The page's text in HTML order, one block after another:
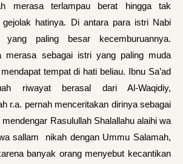
merasa terlampau berat hingga tak
gejolak hatinya. Di antara para istri Nabi
yang paling besar kecembu­ruannya.
merasa sebagai istri yang paling muda
tempat di hati beliau. Ibnu Sa’ad
riwayat berasal dari Al-Waqidiy,
r.a. pernah menceritakan dirinya sebagai
mendengar Rasulullah Shalallahu alaihi wa
sallam nikah dengan Ummu Salamah,
banyak orang menyebut kecantikan